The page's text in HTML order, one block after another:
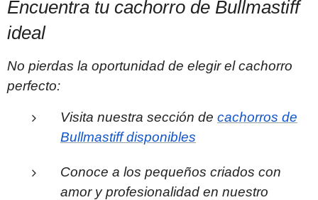
Encuentra tu cachorro de Bullmastiff
ideal
No pierdas la oportunidad de elegir el cachorro
perfecto:
Visita nuestra sección de cachorros de
Bullmastiff disponibles
Conoce a los pequeños criados con
amor y profesionalidad en nuestro